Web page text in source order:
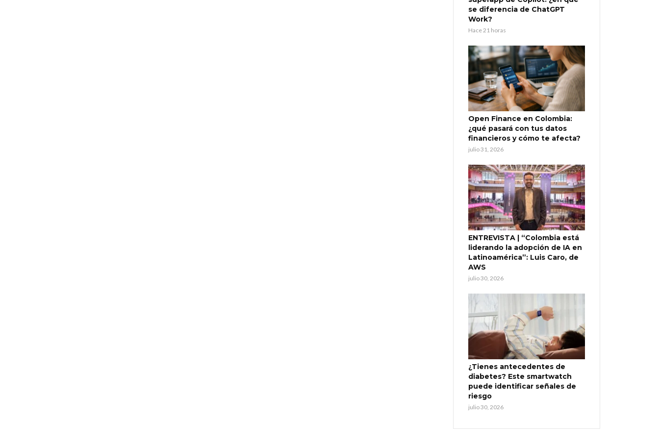
se diferencia de ChatGPT
Work?
Hace 21 horas
Open Finance en Colombia:
¿qué pasará con tus datos
financieros y cómo te afecta?
julio 31, 2026
ENTREVISTA | “Colombia está
liderando la adopción de IA en
Latinoamérica”: Luis Caro, de
AWS
julio 30, 2026
¿Tienes antecedentes de
diabetes? Este smartwatch
puede identificar señales de
riesgo
julio 30, 2026